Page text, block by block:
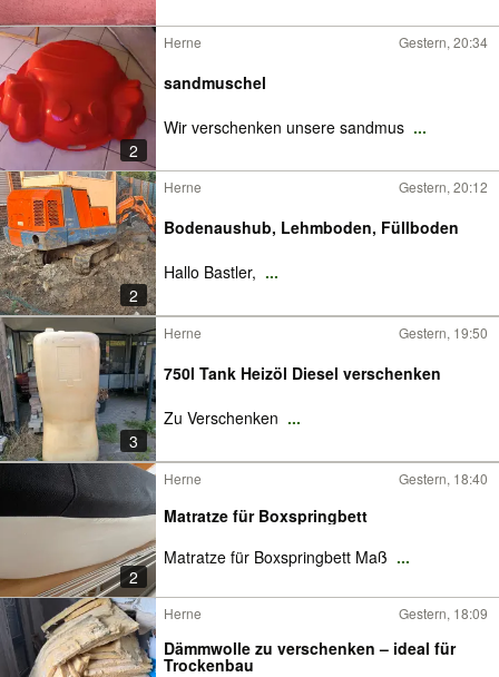
2
Herne Gestern, 20:34
sandmuschel
Wir verschenken unsere sandmus ...
2
Herne Gestern, 20:12
Bodenaushub, Lehmboden, Füllboden
Hallo Bastler, ...
3
Herne Gestern, 19:50
750l Tank Heizöl Diesel verschenken
Zu Verschenken ...
2
Herne Gestern, 18:40
Matratze für Boxspringbett
Matratze für Boxspringbett Maß ...
Herne Gestern, 18:09
Dämmwolle zu verschenken – ideal für
Trockenbau